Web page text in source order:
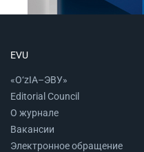
EVU
«O‘zIA–ЭВУ»
Editorial Council
О журнале
Вакансии
Электронное обращение